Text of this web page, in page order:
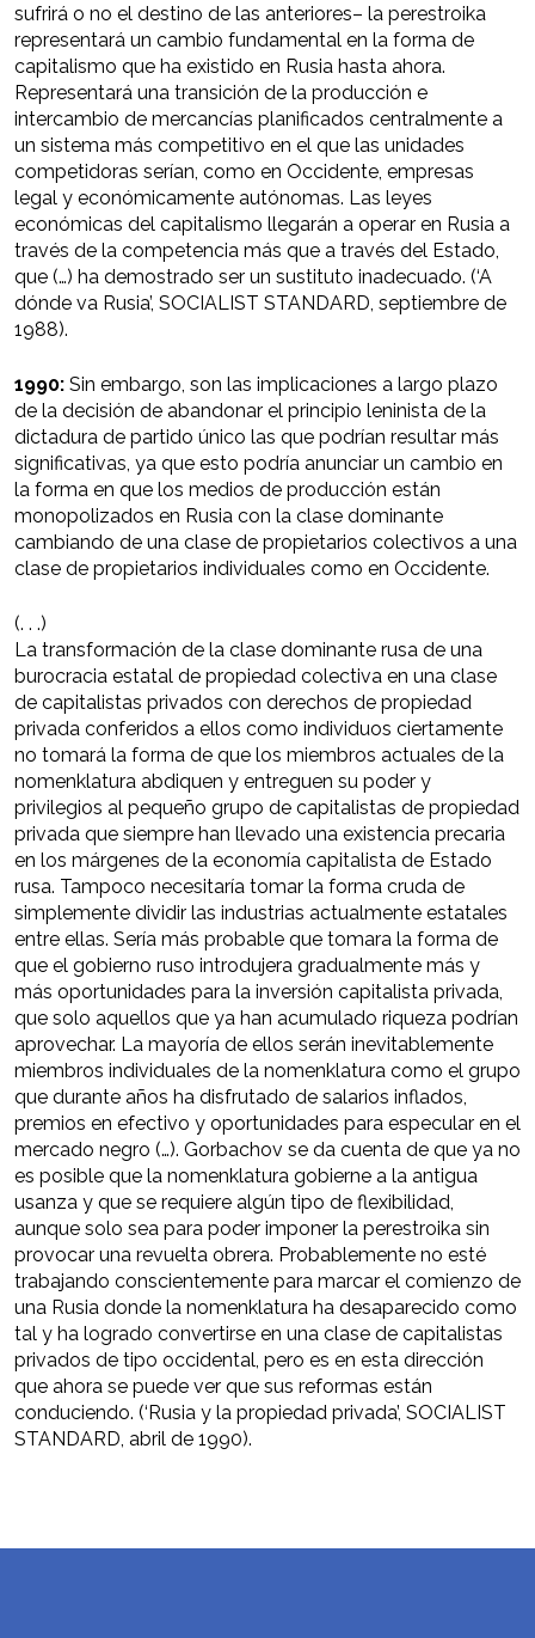
sufrirá o no el destino de las anteriores– la perestroika
representará un cambio fundamental en la forma de
capitalismo que ha existido en Rusia hasta ahora.
Representará una transición de la producción e
intercambio de mercancías planificados centralmente a
un sistema más competitivo en el que las unidades
competidoras serían, como en Occidente, empresas
legal y económicamente autónomas. Las leyes
económicas del capitalismo llegarán a operar en Rusia a
través de la competencia más que a través del Estado,
que (…) ha demostrado ser un sustituto inadecuado. (‘A
dónde va Rusia’, SOCIALIST STANDARD, septiembre de
1988).
1990: Sin embargo, son las implicaciones a largo plazo
de la decisión de abandonar el principio leninista de la
dictadura de partido único las que podrían resultar más
significativas, ya que esto podría anunciar un cambio en
la forma en que los medios de producción están
monopolizados en Rusia con la clase dominante
cambiando de una clase de propietarios colectivos a una
clase de propietarios individuales como en Occidente.
(. . .)
La transformación de la clase dominante rusa de una
burocracia estatal de propiedad colectiva en una clase
de capitalistas privados con derechos de propiedad
privada conferidos a ellos como individuos ciertamente
no tomará la forma de que los miembros actuales de la
nomenklatura abdiquen y entreguen su poder y
privilegios al pequeño grupo de capitalistas de propiedad
privada que siempre han llevado una existencia precaria
en los márgenes de la economía capitalista de Estado
rusa. Tampoco necesitaría tomar la forma cruda de
simplemente dividir las industrias actualmente estatales
entre ellas. Sería más probable que tomara la forma de
que el gobierno ruso introdujera gradualmente más y
más oportunidades para la inversión capitalista privada,
que solo aquellos que ya han acumulado riqueza podrían
aprovechar. La mayoría de ellos serán inevitablemente
miembros individuales de la nomenklatura como el grupo
que durante años ha disfrutado de salarios inflados,
premios en efectivo y oportunidades para especular en el
mercado negro (…). Gorbachov se da cuenta de que ya no
es posible que la nomenklatura gobierne a la antigua
usanza y que se requiere algún tipo de flexibilidad,
aunque solo sea para poder imponer la perestroika sin
provocar una revuelta obrera. Probablemente no esté
trabajando conscientemente para marcar el comienzo de
una Rusia donde la nomenklatura ha desaparecido como
tal y ha logrado convertirse en una clase de capitalistas
privados de tipo occidental, pero es en esta dirección
que ahora se puede ver que sus reformas están
conduciendo. (‘Rusia y la propiedad privada’, SOCIALIST
STANDARD, abril de 1990).